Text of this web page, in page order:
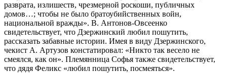
разврата, излишеств, чрезмерной роскоши, публичных
домов…; чтобы не было братоубийственных войн,
национальной вражды». В. Антонов-Овсеенко
свидетельствует, что Дзержинский любил пошутить,
рассказать забавные истории. Имея в виду Дзержинского,
чекист А. Артузов констатировал: «Никто так весело не
смеялся, как он». Племянница Софья также свидетельствует,
что дядя Феликс «любил пошутить, посмеяться».